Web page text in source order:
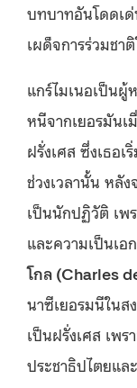
บทบาทอันโดดเ
เผด็จการร่วมชา
แกร์ไมเนอเป็นผู้
หนีจากเยอรมันเ
ฝรั่งเศส ซึ่งเธอ
ช่วงเวลานั้น หลั
เป็นนักปฏิวัติ เพ
และความเป็นเอ
โกล (Charles
นาซีเยอรมนีในส
เป็นฝรั่งเศส เพร
ประชาธิปไตยแล